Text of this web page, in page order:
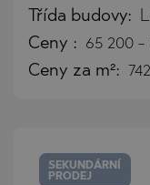
Třída budovy:
Ceny : 65 200 -
Ceny za m²:
SEKUNDÁRNÍ
PRODEJ